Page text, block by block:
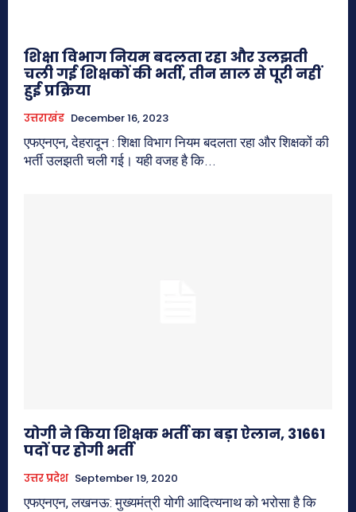
शिक्षा विभाग नियम बदलता रहा और उलझती
चली गई शिक्षकों की भर्ती, तीन साल से पूरी नहीं
हुई प्रक्रिया
उत्तराखंड December 16, 2023
एफएनएन, देहरादून : शिक्षा विभाग नियम बदलता रहा और शिक्षकों की
भर्ती उलझती चली गई। यही वजह है कि...
योगी ने किया शिक्षक भर्ती का बड़ा ऐलान, 31661
पदों पर होगी भर्ती
उत्तर प्रदेश September 19, 2020
एफएनएन, लखनऊ: मुख्यमंत्री योगी आदित्यनाथ को भरोसा है कि